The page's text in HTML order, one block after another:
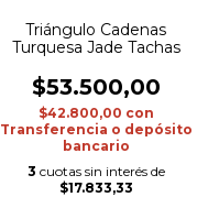
Triángulo Cadenas
Turquesa Jade Tachas
$53.500,00
$42.800,00 con
Transferencia o depósito
bancario
3 cuotas sin interés de
$17.833,33